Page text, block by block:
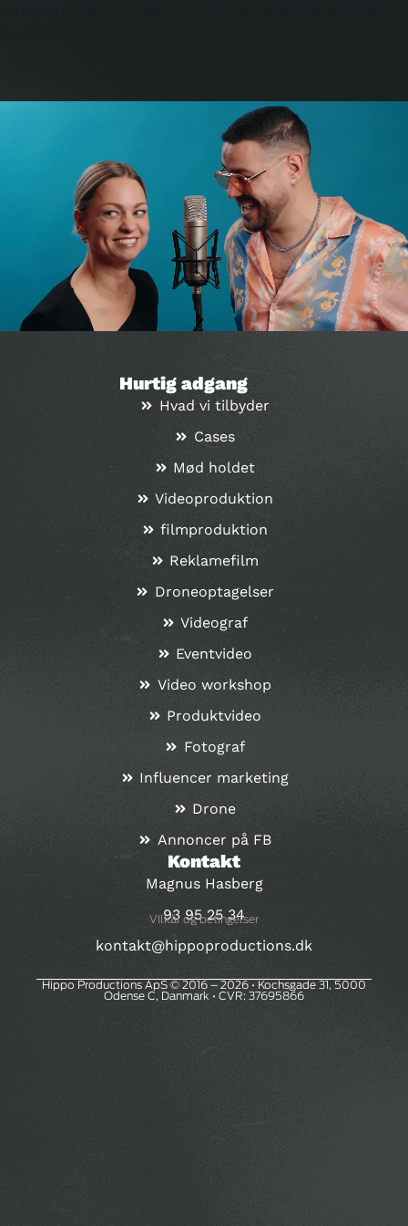
Hurtig adgang
Hvad vi tilbyder
Cases
Mød holdet
Videoproduktion
filmproduktion
Reklamefilm
Droneoptagelser
Videograf
Eventvideo
Video workshop
Produktvideo
Fotograf
Influencer marketing
Drone
Annoncer på FB
Kontakt
Magnus Hasberg
93 95 25 34
kontakt@hippoproductions.dk
Hippo Productions ApS © 2016 – 2026 • Kochsgade 31, 5000
Odense C, Danmark • CVR: 37695866
VIlkår og betingelser